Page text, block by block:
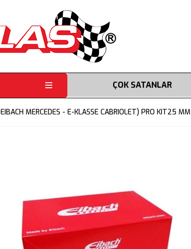
ÇOK SATANLAR
EIBACH MERCEDES - E-KLASSE CABRIOLET) PRO KIT25 MM